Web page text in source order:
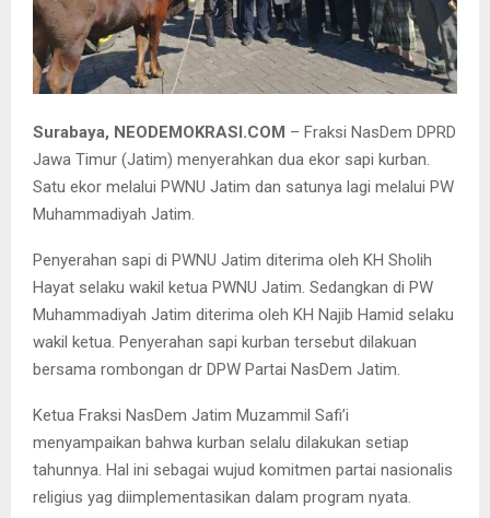
Penyerahan hewan kurban oleh Fraksi NasDem DPRD Jatim.
Surabaya, NEODEMOKRASI.COM – Fraksi NasDem DPRD
Jawa Timur (Jatim) menyerahkan dua ekor sapi kurban.
Satu ekor melalui PWNU Jatim dan satunya lagi melalui PW
Muhammadiyah Jatim.
Penyerahan sapi di PWNU Jatim diterima oleh KH Sholih
Hayat selaku wakil ketua PWNU Jatim. Sedangkan di PW
Muhammadiyah Jatim diterima oleh KH Najib Hamid selaku
wakil ketua. Penyerahan sapi kurban tersebut dilakuan
bersama rombongan dr DPW Partai NasDem Jatim.
Ketua Fraksi NasDem Jatim Muzammil Safi’i
menyampaikan bahwa kurban selalu dilakukan setiap
tahunnya. Hal ini sebagai wujud komitmen partai nasionalis
religius yag diimplementasikan dalam program nyata.